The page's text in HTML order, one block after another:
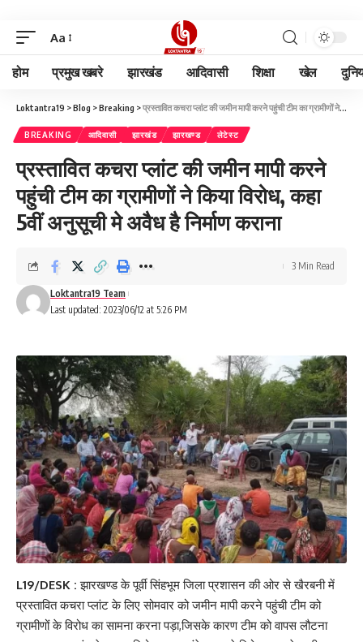
Aa
होम प्रमुख खबरे झारखंड आदिवासी शिक्षा खेल
Loktantra19 >Blog >Breaking >प्रस्तावित कचरा प्लांट की जमीन मापी करने पहुंची टीम का ग्रामीणों ने किया विरोध, कहा 5वीं अनुसूची मे अवैध है निर्माण कराना
BREAKING आदिवासी झारखंड झारखण्ड लेटेस्ट
प्रस्तावित कचरा प्लांट की जमीन मापी करने
पहुंची टीम का ग्रामीणों ने किया विरोध, कहा
5वीं अनुसूची मे अवैध है निर्माण कराना
Last updated: 2023/06/12 at 5:26 PM
Loktantra19 Team
3 Min Read
L19/DESK :झारखण्ड के पूर्वी सिंहभूम जिला प्रशासन की ओर से खैरबनी में
प्रस्तावित कचरा प्लांट के लिए सोमवार को जमीन मापी करने पहुंची टीम को
ग्रामीणों के विरोध का सामना करना पड़ा,जिसके कारण टीम को वापस लौटना